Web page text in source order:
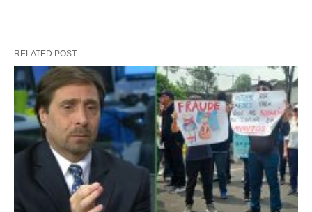
RELATED POST